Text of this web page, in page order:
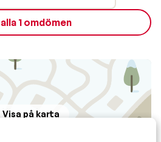
1 omdömen
Visa på karta